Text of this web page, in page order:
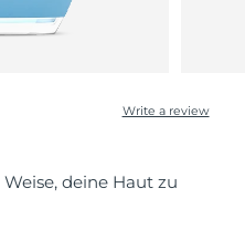
Write a review
deine Haut zu